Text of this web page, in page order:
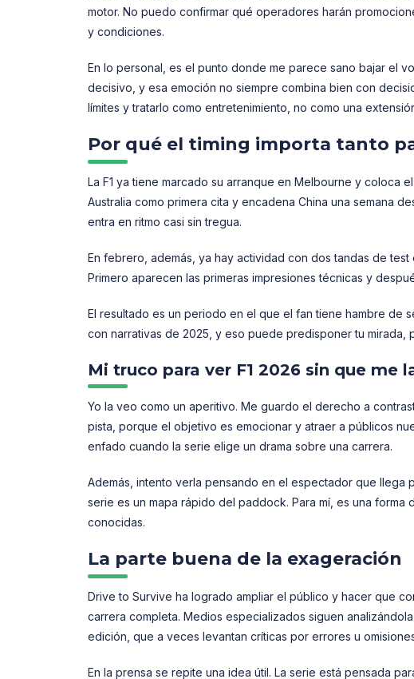
motor. No puedo confirmar qué operadores harán
y condiciones.
En lo personal, es el punto donde me parece sano bajar el
decisivo, y esa emoción no siempre combina bien con
límites y tratarlo como entretenimiento, no como una
Por qué el timing importa tanto
La F1 ya tiene marcado su arranque en Melbourne y coloca
Australia como primera cita y encadena China una semana
entra en ritmo casi sin tregua.
En febrero, además, ya hay actividad con dos tandas de
Primero aparecen las primeras impresiones técnicas y
El resultado es un periodo en el que el fan tiene hambre de
con narrativas de 2025, y eso puede predisponer tu mirada,
Mi truco para ver F1 2026 sin que me
Yo la veo como un aperitivo. Me guardo el derecho a
pista, porque el objetivo es emocionar y atraer a públicos
enfado cuando la serie elige un drama sobre una carrera.
Además, intento verla pensando en el espectador que llega
serie es un mapa rápido del paddock. Para mí, es una
conocidas.
La parte buena de la exageración
Drive to Survive ha logrado ampliar el público y hacer que
carrera completa. Medios especializados siguen
edición, que a veces levantan críticas por errores u
En la prensa se repite una idea útil. La serie está pensada